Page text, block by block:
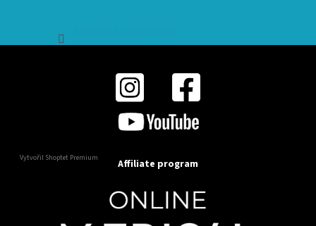
Vytvořil Shoptet Premium Affiliate program